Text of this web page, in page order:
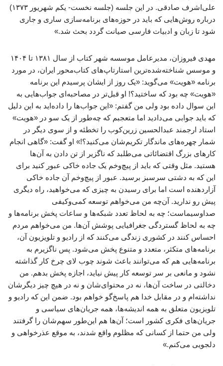
علی‌اشرف صادقی. در این جلسه (جلسه نخست- یکم شهریور ۱۳۷۳)
درباره روش‌هایی که باید در حوزه‌های برنامه‌سازی ساری و جاری
شود تا زبان و ادبیات فارسی صیانت گردد بحث شد.»
مهدی فیروزان، مدیرعامل موسسه شهر کتاب از سال ۱۳۸۱ تا ۱۴۰۴
و موسس شناخته‌شده‌ترین استارتاپ‌های کتاب‌محور ایران، در مورد
برنامه «هویت» می‌گوید: «یک روز از ایشان پرسیدم این برنامه
«هویت» چه بود که ساختید؟! او قبل‌تر در مصاحبه‌ای جواب‌هایی به
این سوال داده بود ولی من گفتم: «این جواب‌ها را داده‌اید به این دلیل
که باید جوابی می‌دادید اما متعجبم که چه‌طور از یک سو در «هویت»
استاد ارجمند عبدالحسین زرین‌کوب را تخطئه و از سوی دیگر در
شمار چهره‌های ماندگار تکریم‌شان می‌کنید؟!» او گفت: «گاهی انجام
کارهای بزرگ‌ اقتضائاتی می‌طلبد که ناگزیر از تن دادن به آن‌ها
هستید. مثل وقتی که باید از پیچ‌وخم یک جاده خاکی عبور کنید برای
این که به دشتی سرسبز برسید. عبور از پیچ‌وخم آن جاده خاکی
آزاردهنده است اما برای رسیدن به چیزی که می‌خواهید، راه دیگری
پیش رو ندارید. آن‌چه من می‌خواهم توسعه کمی‌وکیفی
صداوسیماست؛ چه به لحاظ تعدد شبکه‌ها و ساعات پخش برنامه‌ها و
چه به لحاظ گستردگی جغرافیایی پوشش آن‌ها. من می‌خواهم مردم
احساس کنند در کشوری زندگی می‌کنند که از رادیو و تلویزیون آن،
برنامه‌های متکثر، متعدد و متنوع پخش می‌شود. پس ناگزیرم به
برنامه‌هایی هم که می‌توانند باعث شوند چوب لای چرخ کار گذاشته
نشود و مانعی بر سر توسعه کار پیش نیاید، اجازه پخش بدهم. من
دخالتی در ساخت آن‌ها، نه در محتوای‌شان و نه در هیچ چیز دیگرشان
نداشته‌ام و در مقابل خدا هم پاسخ‌گو خواهم بود. ضمن این که رادیو و
تلویزیون متعلق به همه اندیشه‌ها، همه جریان‌های سیاسی و
جریان‌های فکری کشور است؛ آن‌ها هم این‌طور سهم‌شان را گرفتند
ولی من حتما از کسانی که مظلوم واقع شدند، به موقع عذرخواهی و
دلجویی می‌کنم.»